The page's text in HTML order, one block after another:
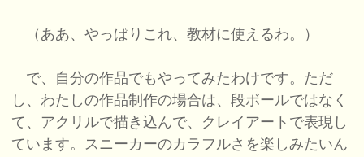
（ああ、やっぱりこれ、教材に使えるわ。）
で、自分の作品でもやってみたわけです。ただ
し、わたしの作品制作の場合は、段ボールではなく
て、アクリルで描き込んで、クレイアートで表現し
ています。スニーカーのカラフルさを楽しみたいん